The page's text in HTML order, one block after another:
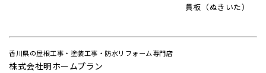
貫板（ぬきいた）
香川県の屋根工事・塗装工事・防水リフォーム専門店
株式会社明ホームプラン